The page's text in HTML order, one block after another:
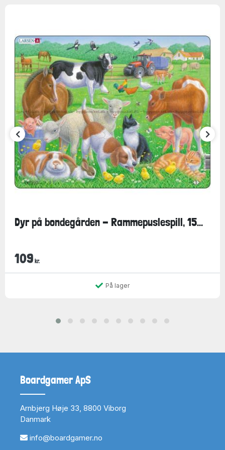
Dyr på bondegården - Rammepuslespill, 15...
109 kr.
På lager
Boardgamer ApS
Arnbjerg Høje 33, 8800 Viborg
Danmark
info@boardgamer.no